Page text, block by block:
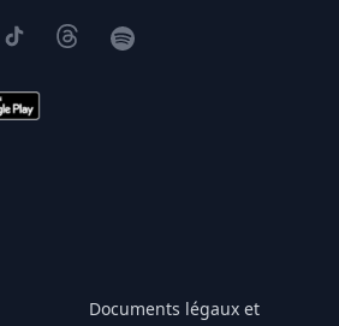
TikTokThreadsSpotify
Play
journalistique
Documents légaux et